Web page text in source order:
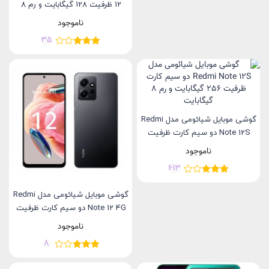
12 ظرفیت 128 گیگابایت و رم 8
گیگابایت
ناموجود
35
گوشی موبایل شیائومی مدل Redmi
Note 12S دو سیم کارت ظرفیت
ناموجود
613
گوشی موبایل شیائومی مدل Redmi
Note 12 4G دو سیم کارت ظرفیت
ناموجود
8